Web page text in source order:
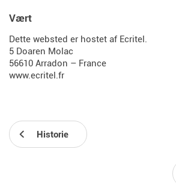
Vært
Dette websted er hostet af Ecritel.
5 Doaren Molac
56610 Arradon – France
www.ecritel.fr
Historie